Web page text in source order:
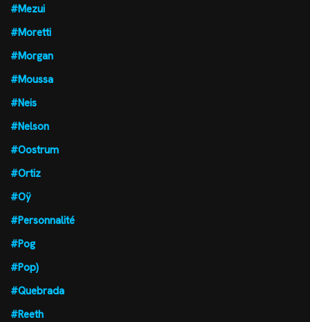
#Mezui
#Moretti
#Morgan
#Moussa
#Neis
#Nelson
#Oostrum
#Ortiz
#Oÿ
#Personnalité
#Pog
#Pop)
#Quebrada
#Reeth